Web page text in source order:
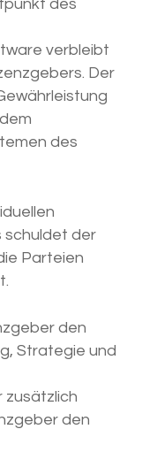
des
verbleibt
Der
des
schuldet der
Parteien
den
Strategie und
den